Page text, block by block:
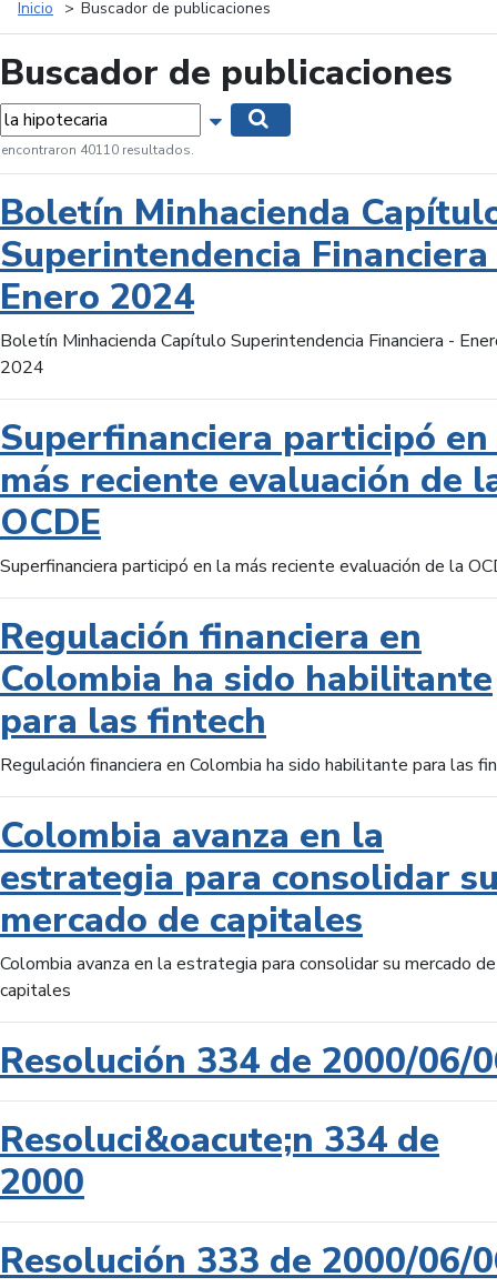
Inicio Buscador de publicaciones
Buscador de publicaciones
Mostrar opciones de búsqueda
encontraron 40110 resultados.
Boletín Minhacienda
Superintendencia
Enero 2024
Boletín Minhacienda Capítulo Superintendencia Financiera -
2024
Superfinanciera participó
más reciente evaluación de
OCDE
Superfinanciera participó en la más reciente evaluación de la
Regulación financiera en
Colombia ha sido habilitante
para las fintech
Regulación financiera en Colombia ha sido habilitante para las
Colombia avanza en la
estrategia para consolidar
mercado de capitales
Colombia avanza en la estrategia para consolidar su mercado de
capitales
Resolución 334 de 2000/06/
Resoluci&oacute;n 334 de
2000
Resolución 333 de 2000/06/